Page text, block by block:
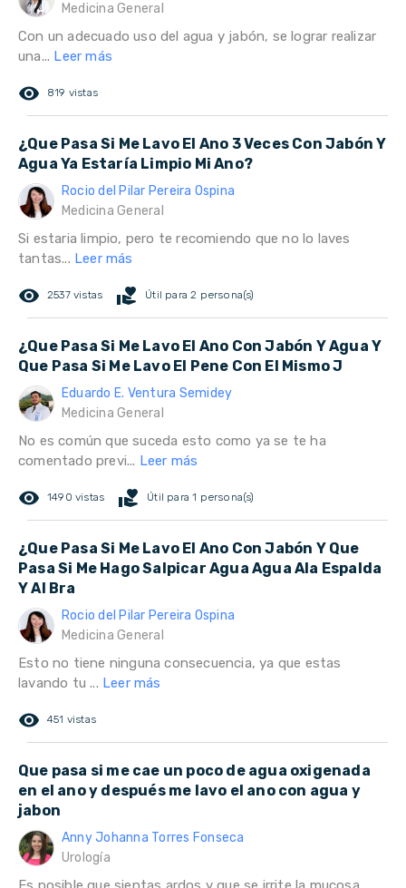
Medicina General
Con un adecuado uso del agua y jabón, se lograr realizar
una... Leer más
remove_red_eye 819 vistas
¿Que Pasa Si Me Lavo El Ano 3 Veces Con Jabón Y
Agua Ya Estaría Limpio Mi Ano?
Rocio del Pilar Pereira Ospina
Medicina General
Si estaria limpio, pero te recomiendo que no lo laves
tantas... Leer más
remove_red_eye 2537 vistas volunteer_activism Útil para 2 persona(s)
¿Que Pasa Si Me Lavo El Ano Con Jabón Y Agua Y
Que Pasa Si Me Lavo El Pene Con El Mismo J
Eduardo E. Ventura Semidey
Medicina General
No es común que suceda esto como ya se te ha
comentado previ... Leer más
remove_red_eye 1490 vistas volunteer_activism Útil para 1 persona(s)
¿Que Pasa Si Me Lavo El Ano Con Jabón Y Que
Pasa Si Me Hago Salpicar Agua Agua Ala Espalda
Y Al Bra
Rocio del Pilar Pereira Ospina
Medicina General
Esto no tiene ninguna consecuencia, ya que estas
lavando tu ... Leer más
remove_red_eye 451 vistas
Que pasa si me cae un poco de agua oxigenada
en el ano y después me lavo el ano con agua y
jabon
Anny Johanna Torres Fonseca
Urología